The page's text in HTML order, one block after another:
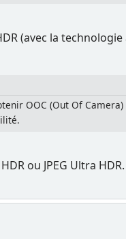
(avec la
OOC (Out Of
ou JPEG Ultra